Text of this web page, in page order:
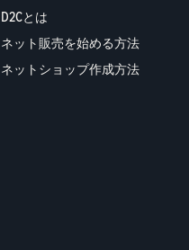
D2Cとは
ネット販売を始める方法
ネットショップ作成方法